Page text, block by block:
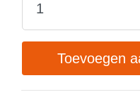
Toevoegen